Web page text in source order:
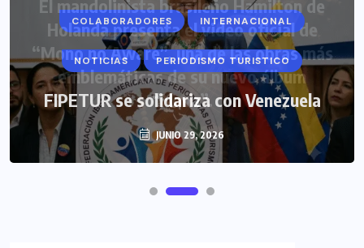
COLABORADORES INTERNACIONAL
NOTICIAS PERIODISMO TURISTICO
FIPETUR se solidariza con Venezuela
JUNIO 29, 2026